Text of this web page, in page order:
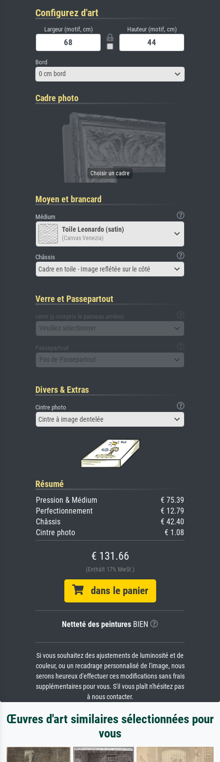
Configurez d'art
Largeur (motif, cm) Hauteur (motif, cm)
Bord
0 cm bord
Cadre photo
Moyen et brancard
Médium
Toile Leonardo (satin)
(Canvas Venezia)
Châssis
Cadre en toile - Image reflétée sur le côté
Verre et Passepartout
verre (y compris le panneau arrière)
Veuillez sélectionner
Passepartout
Pas de Passepartout
Divers & Extras
Cintre photo
Cintre à image dentelée
Résumé
Pression & Médium
€ 75.39
Perfectionnement
€ 12.79
Châssis
€ 42.40
Cintre photo
€ 1.08
€ 131.66
(Enthält 17% MwSt.)
dans le panier
Netteté des peintures BIEN
Si vous souhaitez des ajustements de luminosité et de
couleur, ou un recadrage personnalisé de l'image, nous
serons heureux d'effectuer ces modifications sans frais
supplémentaires pour vous. S'il vous plaît n'hésitez pas
à nous contacter.
Œuvres d'art similaires sélectionnées pour
vous